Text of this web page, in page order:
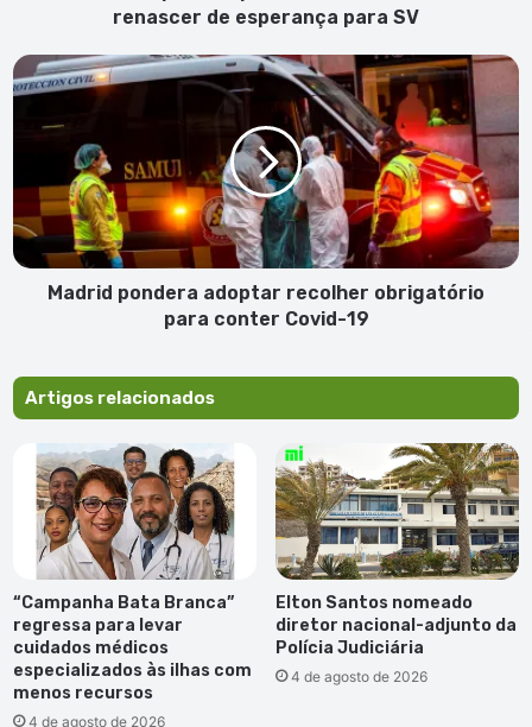
SV
renascer de esperança para SV
Madrid
pondera
obrigatório
para
conter
Covid-
19
Madrid pondera adoptar recolher obrigatório
para conter Covid-19
Artigos relacionados
“Campanha Bata Branca”
regressa para levar
cuidados médicos
especializados às ilhas com
menos recursos
4 de agosto de 2026
Elton Santos nomeado
diretor nacional-adjunto da
Polícia Judiciária
4 de agosto de 2026